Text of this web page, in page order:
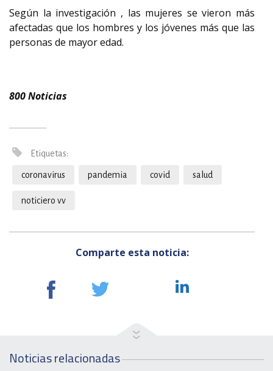
Según la investigación , las mujeres se vieron más
afectadas que los hombres y los jóvenes más que las
personas de mayor edad.
800 Noticias
Etiquetas:
coronavirus pandemia covid salud
noticiero vv
Comparte esta noticia:
Noticias relacionadas